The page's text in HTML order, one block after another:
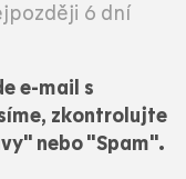
6 dní
e-mail s
zkontrolujte
nebo "Spam".